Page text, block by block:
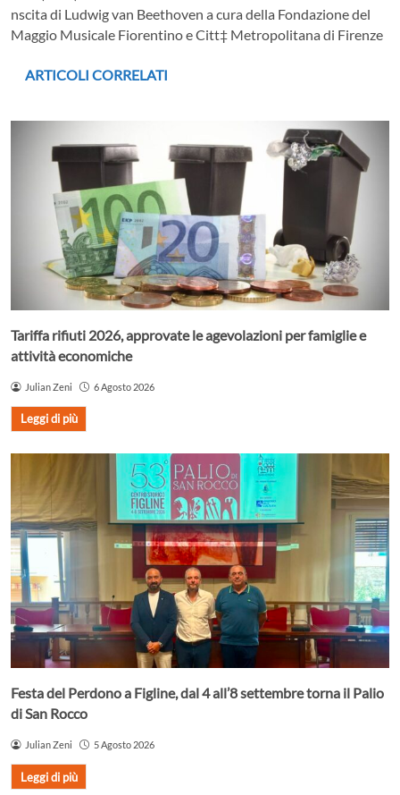
nscita di Ludwig van Beethoven a cura della Fondazione del
Maggio Musicale Fiorentino e Citt‡ Metropolitana di Firenze
ARTICOLI CORRELATI
Tariffa rifiuti 2026, approvate le agevolazioni per famiglie e
attività economiche
Julian Zeni 6 Agosto 2026
Leggi di più
Festa del Perdono a Figline, dal 4 all’8 settembre torna il Palio
di San Rocco
Julian Zeni 5 Agosto 2026
Leggi di più